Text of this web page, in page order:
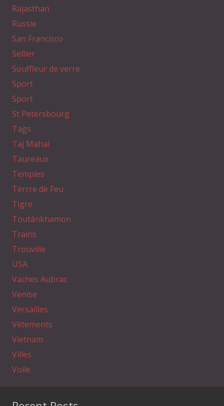
Rajasthan
Russie
San Francisco
Sellier
Souffleur de verre
Sport
Sport
St Petersbourg
Tags
Taj Mahal
Taureaux
Temples
Terrre de Feu
Tigre
Toutânkhamon
Trains
Trouville
USA
Vaches Aubrac
Venise
Versailles
Vêtements
Vietnam
Villes
Voile